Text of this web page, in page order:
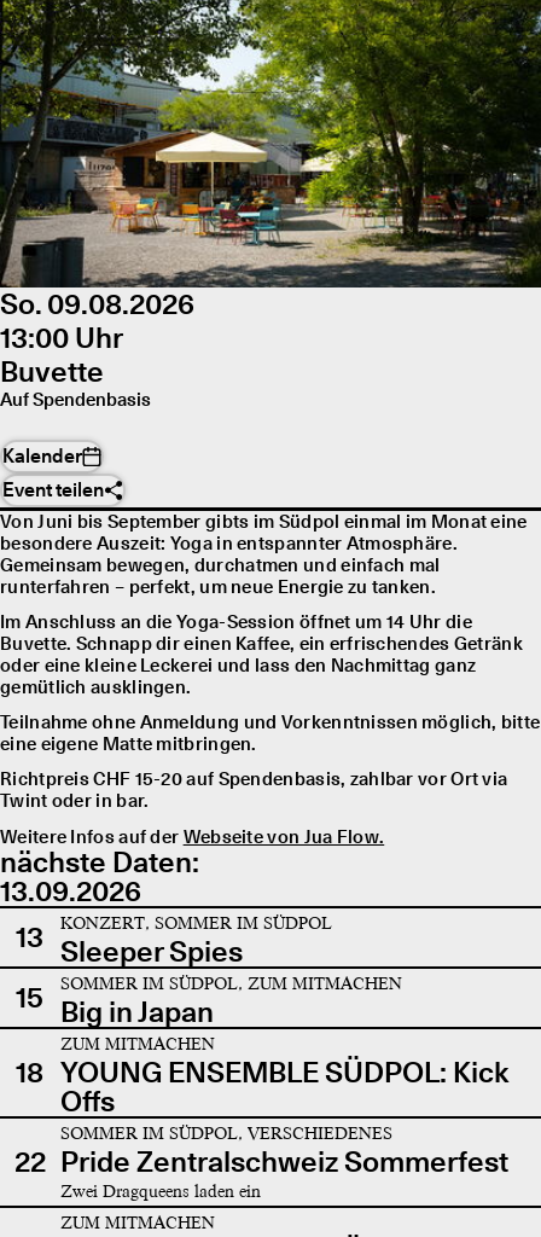
So. 09.08.2026
13:00 Uhr
Buvette
Auf Spendenbasis
Kalender
Event teilen
Von Juni bis September gibts im Südpol einmal im Monat eine
besondere Auszeit: Yoga in entspannter Atmosphäre.
Gemeinsam bewegen, durchatmen und einfach mal
runterfahren – perfekt, um neue Energie zu tanken.
Im Anschluss an die Yoga-Session öffnet um 14 Uhr die
Buvette. Schnapp dir einen Kaffee, ein erfrischendes Getränk
oder eine kleine Leckerei und lass den Nachmittag ganz
gemütlich ausklingen.
Teilnahme ohne Anmeldung und Vorkenntnissen möglich, bitte
eine eigene Matte mitbringen.
Richtpreis CHF 15-20 auf Spendenbasis, zahlbar vor Ort via
Twint oder in bar.
Weitere Infos auf der Webseite von Jua Flow.
nächste Daten:
13.09.2026
13
KONZERT, SOMMER IM SÜDPOL
Sleeper Spies
15
SOMMER IM SÜDPOL, ZUM MITMACHEN
Big in Japan
18
ZUM MITMACHEN
YOUNG ENSEMBLE SÜDPOL: Kick
Offs
22
SOMMER IM SÜDPOL, VERSCHIEDENES
Pride Zentralschweiz Sommerfest
Zwei Dragqueens laden ein
ZUM MITMACHEN